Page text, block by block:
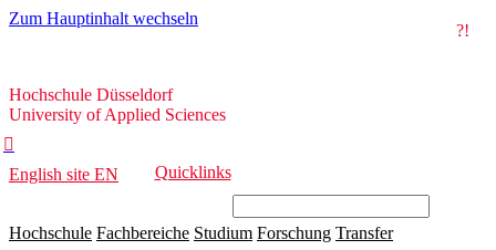
Zum Hauptinhalt wechseln
?!
Hochschule
Düsseldorf
Hochschule Düsseldorf
University of Applied Sciences

English site EN Quicklinks
Hochschule Fachbereiche Studium Forschung Transfer